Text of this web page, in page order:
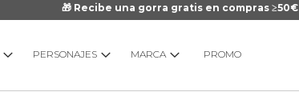
🎁 Recibe una gorra gratis en compras ≥50€
PERSONAJES MARCA PROMO